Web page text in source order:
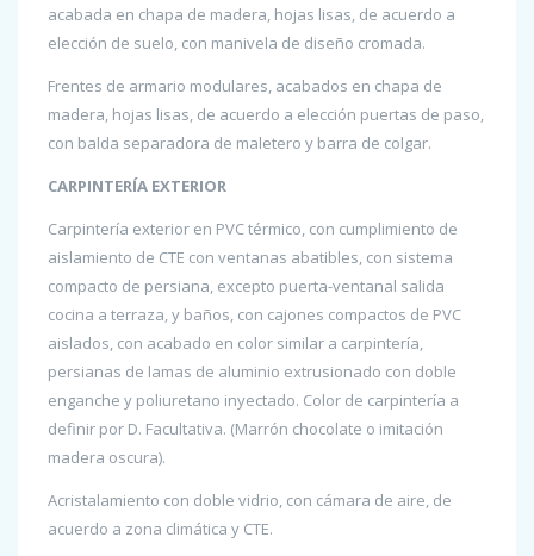
acabada en chapa de madera, hojas lisas, de acuerdo a
elección de suelo, con manivela de diseño cromada.
Frentes de armario modulares, acabados en chapa de
madera, hojas lisas, de acuerdo a elección puertas de paso,
con balda separadora de maletero y barra de colgar.
CARPINTERÍA EXTERIOR
Carpintería exterior en PVC térmico, con cumplimiento de
aislamiento de CTE con ventanas abatibles, con sistema
compacto de persiana, excepto puerta-ventanal salida
cocina a terraza, y baños, con cajones compactos de PVC
aislados, con acabado en color similar a carpintería,
persianas de lamas de aluminio extrusionado con doble
enganche y poliuretano inyectado. Color de carpintería a
definir por D. Facultativa. (Marrón chocolate o imitación
madera oscura).
Acristalamiento con doble vidrio, con cámara de aire, de
acuerdo a zona climática y CTE.